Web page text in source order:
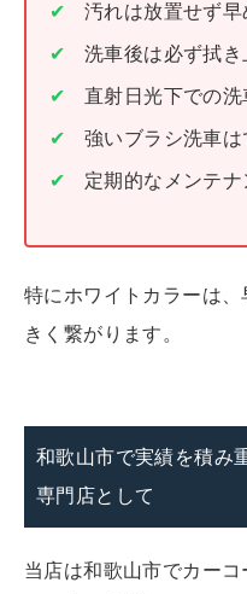
汚れは放置せず早
洗車後は必ず拭き
直射日光下での洗
強いブラシ洗車
定期的なメンテナ
特にホワイトカラーは
きく繋がります。
和歌山市で実績を積み
専門店として
当店は和歌山市でカーコ